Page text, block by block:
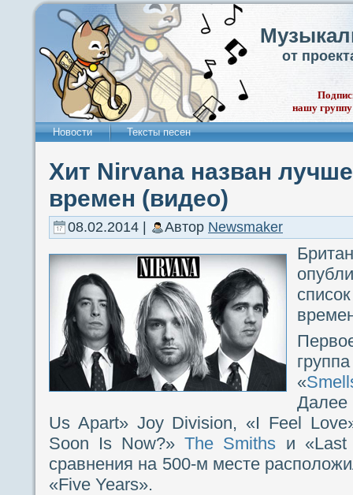
от
нашу
Новости Тексты песен
Хит Nirvana назван
времен (видео)
08.02.2014 | Автор Newsmaker
«
Далее
Us Apart» Joy Division, «I Feel
Soon Is Now?»The Smiths и
сравнения на 500-м месте
«Five Years».